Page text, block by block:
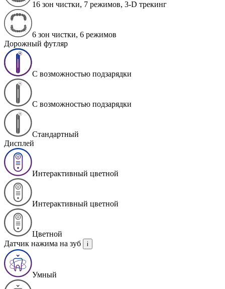
16 зон чистки, 7 режимов, 3-D трекинг
6 зон чистки, 6 режимов
Дорожный футляр
С возможностью подзарядки
С возможностью подзарядки
Стандартный
Дисплей
Интерактивный цветной
Интерактивный цветной
Цветной
Датчик нажима на зуб
i
Умный